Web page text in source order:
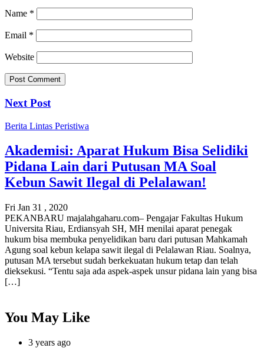
Name *
Email *
Website
Next Post
Berita Lintas Peristiwa
Akademisi: Aparat Hukum Bisa Selidiki
Pidana Lain dari Putusan MA Soal
Kebun Sawit Ilegal di Pelalawan!
Fri Jan 31 , 2020
PEKANBARU majalahgaharu.com– Pengajar Fakultas Hukum
Universita Riau, Erdiansyah SH, MH menilai aparat penegak
hukum bisa membuka penyelidikan baru dari putusan Mahkamah
Agung soal kebun kelapa sawit ilegal di Pelalawan Riau. Soalnya,
putusan MA tersebut sudah berkekuatan hukum tetap dan telah
dieksekusi. “Tentu saja ada aspek-aspek unsur pidana lain yang bisa
[…]
You May Like
3 years ago